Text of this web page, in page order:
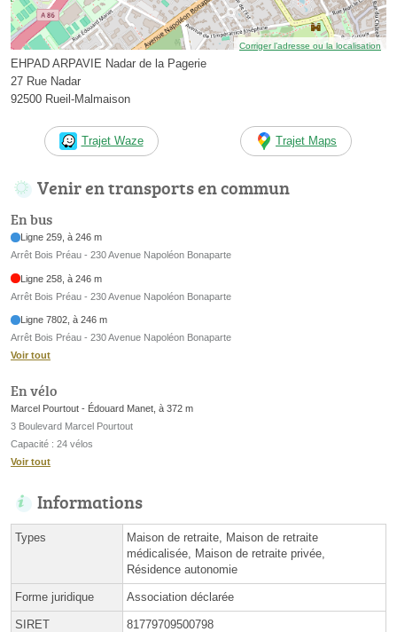
Corriger l’adresse ou la localisation
EHPAD ARPAVIE Nadar de la Pagerie
27 Rue Nadar
92500 Rueil-Malmaison
Trajet Waze Trajet Maps
Venir en transports en commun
En bus
Ligne 259, à 246 m
Arrêt Bois Préau - 230 Avenue Napoléon Bonaparte
Ligne 258, à 246 m
Arrêt Bois Préau - 230 Avenue Napoléon Bonaparte
Ligne 7802, à 246 m
Arrêt Bois Préau - 230 Avenue Napoléon Bonaparte
Voir tout
En vélo
Marcel Pourtout - Édouard Manet, à 372 m
3 Boulevard Marcel Pourtout
Capacité : 24 vélos
Voir tout
Informations
Types
Maison de retraite, Maison de retraite
médicalisée, Maison de retraite privée,
Résidence autonomie
Forme juridique Association déclarée
SIRET 81779709500798